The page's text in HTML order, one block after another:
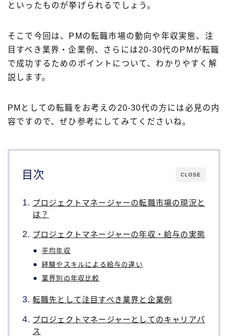
といったものが挙げられるでしょう。
そこで今回は、PMの転職市場の動向や年収実態、注
目すべき業界・企業例、さらには20-30代のPMが転職
で成功するためのポイントについて、わかりやすく解
説します。
PMとしての転職をお考えの20-30代の方には必見の内
容ですので、ぜひ参考にしてみてくださいね。
CLOSE
目次
プロジェクトマネージャーの転職市場の現況と
は？
プロジェクトマネージャーの年収・給与の実態
平均年収
経験やスキルによる給与の違い
業界別の年収比較
転職先として注目すべき業界と企業例
プロジェクトマネージャーとしてのキャリアパ
ス